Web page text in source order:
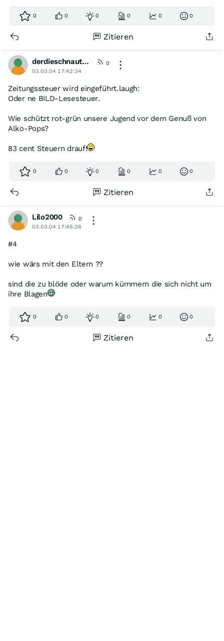
0 0 0 0 0 0
Zitieren
derdieschnautzelangsamvollhat
0
03.03.04 17:42:34
Zeitungssteuer wird eingeführt.laugh:
Oder ne BILD-Lesesteuer.
Wie schützt rot-grün unsere Jugend vor dem Genuß von
Alko-Pops?
83 cent Steuern drauf!
0 0 0 0 0 0
Zitieren
Lilo2000
0
03.03.04 17:45:26
#4
wie wärs mit den Eltern ??
sind die zu blöde oder warum kümmern die sich nicht um
ihre Blagen
0 0 0 0 0 0
Zitieren